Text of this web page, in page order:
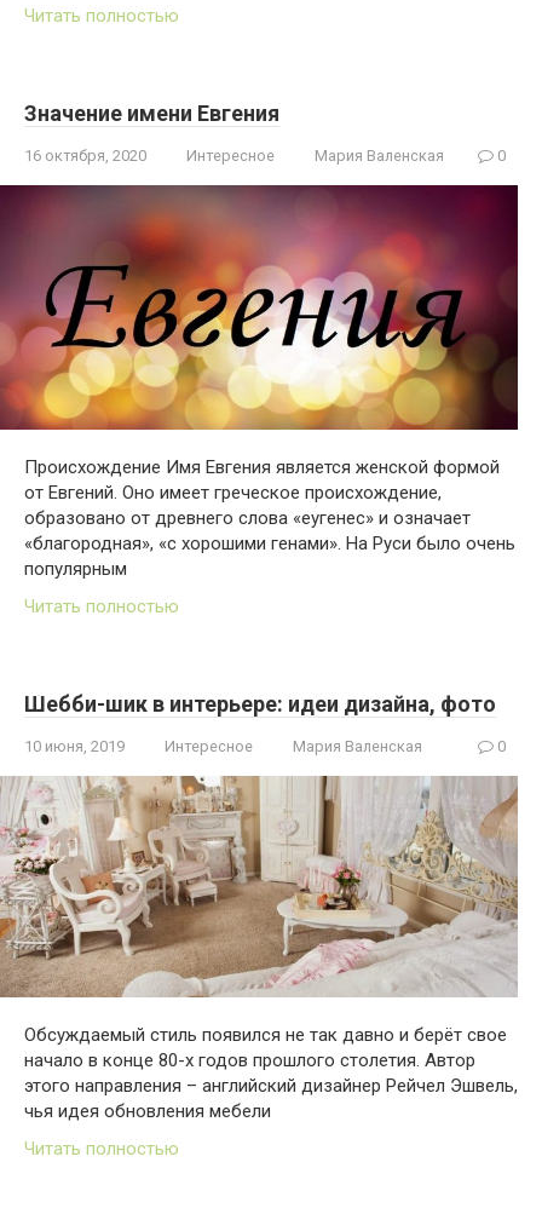
Читать полностью
Значение имени Евгения
16 октября, 2020 Интересное Мария Валенская 0
Происхождение Имя Евгения является женской формой
от Евгений. Оно имеет греческое происхождение,
образовано от древнего слова «еугенес» и означает
«благородная», «с хорошими генами». На Руси было очень
популярным
Читать полностью
Шебби-шик в интерьере: идеи дизайна, фото
10 июня, 2019 Интересное Мария Валенская 0
Обсуждаемый стиль появился не так давно и берёт свое
начало в конце 80-х годов прошлого столетия. Автор
этого направления – английский дизайнер Рейчел Эшвель,
чья идея обновления мебели
Читать полностью